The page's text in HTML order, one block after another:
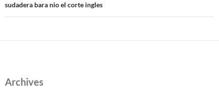
sudadera bara nio el corte ingles
Archives